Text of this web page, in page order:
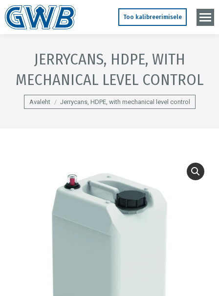
Too kalibreerimisele
JERRYCANS, HDPE, WITH
MECHANICAL LEVEL CONTROL
You are here:
Avaleht Jerrycans, HDPE, with mechanical level control